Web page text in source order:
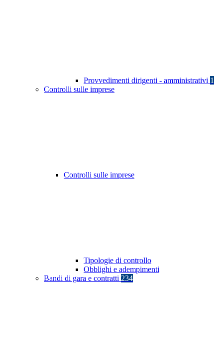
Provvedimenti dirigenti - amministrativi 1
Controlli sulle imprese
Controlli sulle imprese
Tipologie di controllo
Obblighi e adempimenti
Bandi di gara e contratti 234